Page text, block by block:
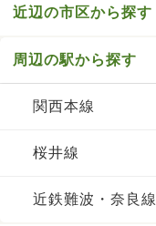
近辺の市区から探す
周辺の駅から探す
関西本線
桜井線
近鉄難波・奈良線